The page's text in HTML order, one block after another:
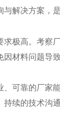
解决方案，
极高。考察
材料问题导
可靠的厂家
续的技术沟